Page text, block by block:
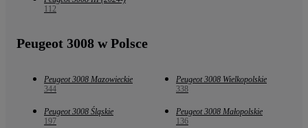
112
Peugeot 3008 w Polsce
Peugeot 3008 Mazowieckie
344
Peugeot 3008 Wielkopolskie
338
Peugeot 3008 Śląskie
197
Peugeot 3008 Małopolskie
136